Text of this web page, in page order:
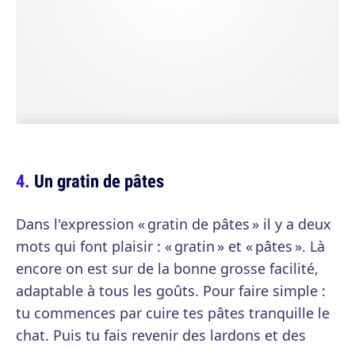
Un gratin de pâtes
Dans l'expression « gratin de pâtes » il y a deux
mots qui font plaisir : « gratin » et « pâtes ». Là
encore on est sur de la bonne grosse facilité,
adaptable à tous les goûts. Pour faire simple :
tu commences par cuire tes pâtes tranquille le
chat. Puis tu fais revenir des lardons et des